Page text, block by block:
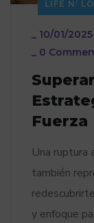
LIFE N’
_ 10/01/2025
_ 0
Fuerza
Una ruptura
también
y enfoque